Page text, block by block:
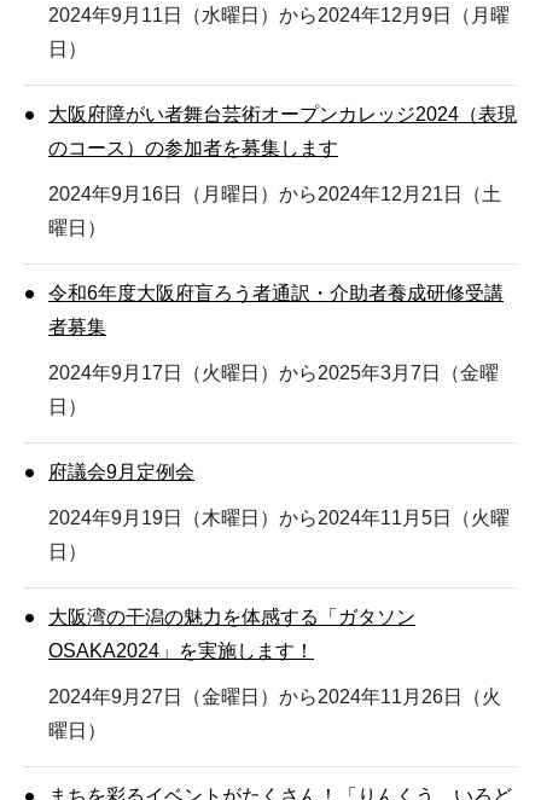
2024年9月11日（水曜日）から2024年12月9日（月曜
日）
大阪府障がい者舞台芸術オープンカレッジ2024（表現
のコース）の参加者を募集します
2024年9月16日（月曜日）から2024年12月21日（土
曜日）
令和6年度大阪府盲ろう者通訳・介助者養成研修受講
者募集
2024年9月17日（火曜日）から2025年3月7日（金曜
日）
府議会9月定例会
2024年9月19日（木曜日）から2024年11月5日（火曜
日）
大阪湾の干潟の魅力を体感する「ガタソン
OSAKA2024」を実施します！
2024年9月27日（金曜日）から2024年11月26日（火
曜日）
まちを彩るイベントがたくさん！「りんくう いろど